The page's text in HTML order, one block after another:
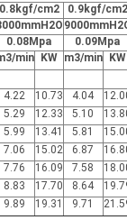
0.8kgf/cm2 0.9kgf/cm2
2O 9000mmH 2
0.08Mpa
0.09Mpa
3/min KW m3/min
KW
4.22 10.73 4.04
5.29 12.33 5.10
5.99 13.41 5.81
7.06 15.02 6.87
7.76 16.09 7.58
8.83 17.70 8.64
9.89 19.31 9.71